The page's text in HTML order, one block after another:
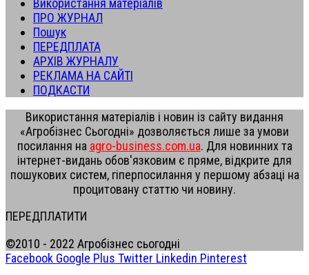
Використання матеріалів
ПРО ЖУРНАЛ
Пошук
ПЕРЕДПЛАТА
АРХІВ ЖУРНАЛУ
РЕКЛАМА НА САЙТІ
ПОДКАСТИ
Використання матеріалів і новин із сайту видання
«Агробізнес Сьогодні» дозволяється лише за умови
посилання на agro-business.com.ua. Для новинних та
інтернет-видань обов'язковим є пряме, відкрите для
пошукових систем, гіперпосилання у першому абзаці на
процитовану статтю чи новину.
ПЕРЕДПЛАТИТИ
©2010 - 2022 Агробізнес сьогодні
Facebook Google Plus Twitter Linkedin Pinterest